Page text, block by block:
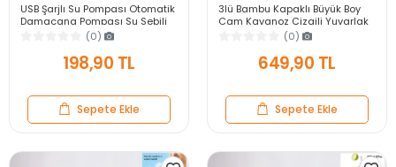
USB Şarjlı Su Pompası Otomatik
Damacana Pompası Su Sebili
Pratik Su Pompası
(0)
198,90 TL
Sepete Ekle
3lü Bambu Kapaklı Büyük Boy
Cam Kavanoz Çizgili Yuvarlak
Şeker Bakliyat Baharat Mutfak
Saklama Kabı
(0)
649,90 TL
Sepete Ekle